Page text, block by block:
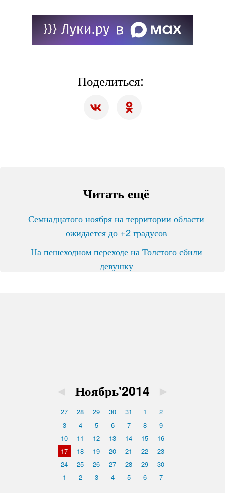
Поделиться:
Читать ещё
Семнадцатого ноября на территории области
ожидается до +2 градусов
На пешеходном переходе на Толстого сбили
девушку
◄ Ноябрь'2014 ►
27 28 29 30 31 1
2
3
4 5 6 7 8
9
10
11 12 13 14 15
16
17
18 19 20 21 22
23
24
25 26 27 28 29
30
1
2 3 4 5 6 7